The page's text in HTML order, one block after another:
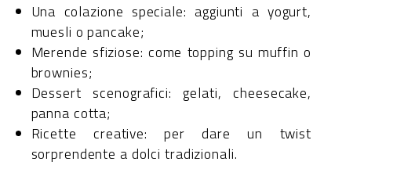
Una colazione speciale: aggiunti a yogurt,
muesli o pancake;
Merende sfiziose: come topping su muffin o
brownies;
Dessert scenografici: gelati, cheesecake,
panna cotta;
Ricette creative: per dare un twist
sorprendente a dolci tradizionali.